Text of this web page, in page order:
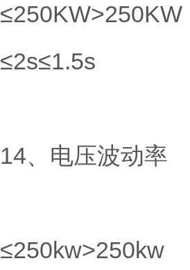
≤250KW>250KW
≤2s≤1.5s
14、电压波动率
≤250kw>250kw